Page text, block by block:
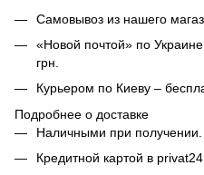
Самовывоз из нашего
«Новой почтой» по
грн.
Курьером по Киеву –
Подробнее о доставке
Наличными при получении.
Кредитной картой в